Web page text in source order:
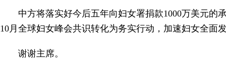
中方将落实好今后五年向妇女署捐款1000万美元
10月全球妇女峰会共识转化为务实行动，加速妇女全面
谢谢主席。